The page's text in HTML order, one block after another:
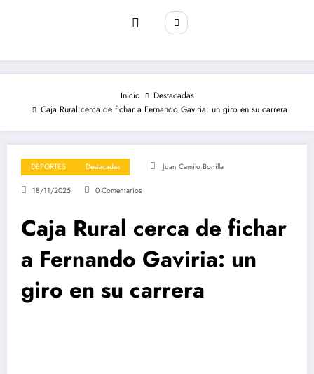
Inicio
Destacadas
Caja Rural cerca de fichar a Fernando Gaviria: un giro en su carrera
DEPORTES Destacadas Juan Camilo Bonilla
18/11/2025 0 Comentarios
Caja Rural cerca de fichar
a Fernando Gaviria: un
giro en su carrera